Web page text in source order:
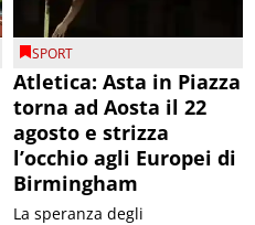
SPORT
Atletica: Asta in Piazza
torna ad Aosta il 22
agosto e strizza
l’occhio agli Europei di
Birmingham
La speranza degli